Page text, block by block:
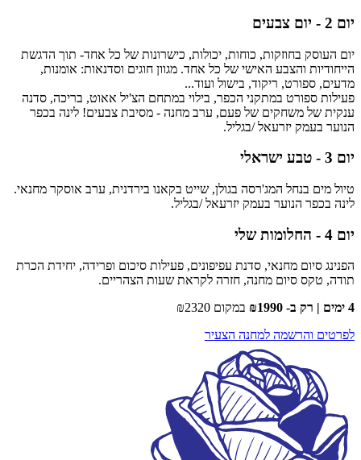
יום 2 - יום צבעים
יום העוסק בחוזקות, כוחות, יכולות, כישרונות של כל אחד- תוך הדגשת
הייחודיות והצבע האישי של כל אחד. מגוון חוגים וסדנאות: אומנות,
מדעים, ספורט, ריקוד, בישול ועוד...
פעילות ספורט במתקני הכפר, בילוי במתחם הצ'יל אאוט, בריכה, סדנה
ענקית של משחקים של פעם, ערב מחנה - מסיבת צבעים! לינה בכפר
הנוער בעמק יזרעאל /בגליל.
יום 3 - טבע ישראלי
טיול מים בנחל המג'רסה בגולן, שייט בקאנו בירדנית, ערב אוסקר מחנאי.
לינה בכפר הנוער בעמק יזרעאל /בגליל.
יום 4 - החלומות שלי
הפנינג סיום מחנאי, סדנת עפיפונים, פעילות סיכום ופרידה, יחידת הכרת
תודה, טקס סיום מחנה, חזרה לקראת שעות הצהריים.
4 ימים | רק ב- ₪1990
במקום ₪2320
לפרטים והרשמה למחנה הצעיר